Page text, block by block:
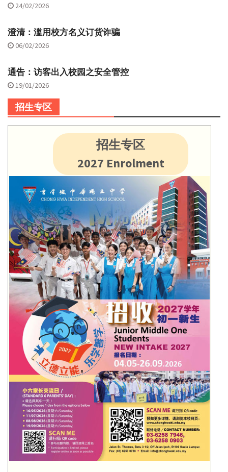
24/02/2026
澄清：滥用校方名义订货诈骗
06/02/2026
通告：访客出入校园之安全管控
19/01/2026
招生专区
招生专区
2027 Enrolment